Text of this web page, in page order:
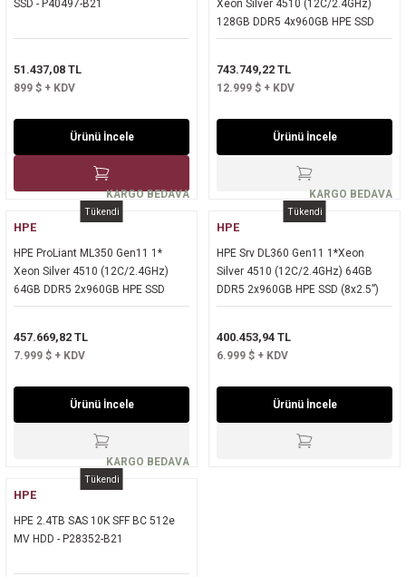
SSD - P40497-B21
51.437,08 TL
899 $ + KDV
Ürünü İncele
Xeon Silver 4510 (12C/2.4GHz)
128GB DDR5 4x960GB HPE SSD
(8x2.5”) MR408i-o/4Gb 4x1GbE ILO
743.749,22 TL
12.999 $ + KDV
Ürünü İncele
Tükendi
KARGO BEDAVA
HPE
HPE ProLiant ML350 Gen11 1*
Xeon Silver 4510 (12C/2.4GHz)
64GB DDR5 2x960GB HPE SSD
(8x2.5”) MR408i-o/4Gb 4x1GbE ILO
425
457.669,82 TL
7.999 $ + KDV
Ürünü İncele
Tükendi
KARGO BEDAVA
HPE
HPE Srv DL360 Gen11 1*Xeon
Silver 4510 (12C/2.4GHz) 64GB
DDR5 2x960GB HPE SSD (8x2.5”)
MR408i o/4GB 4x1GbE ILO Std.
425
400.453,94 TL
6.999 $ + KDV
Ürünü İncele
Tükendi
KARGO BEDAVA
HPE
HPE 2.4TB SAS 10K SFF BC 512e
MV HDD - P28352-B21